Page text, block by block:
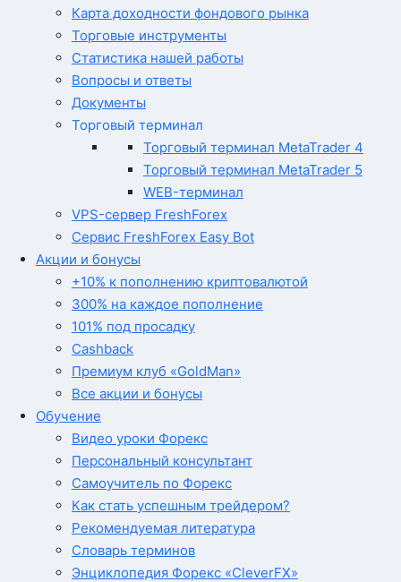
Карта доходности фондового рынка
Торговые инструменты
Статистика нашей работы
Вопросы и ответы
Документы
Торговый терминал
Торговый терминал MetaTrader 4
Торговый терминал MetaTrader 5
WEB-терминал
VPS-сервер FreshForex
Сервис FreshForex Easy Bot
Акции и бонусы
+10% к пополнению криптовалютой
300% на каждое пополнение
101% под просадку
Cashback
Премиум клуб «GoldMan»
Все акции и бонусы
Обучение
Видео уроки Форекс
Персональный консультант
Самоучитель по Форекс
Как стать успешным трейдером?
Рекомендуемая литература
Словарь терминов
Энциклопедия Форекс «CleverFX»